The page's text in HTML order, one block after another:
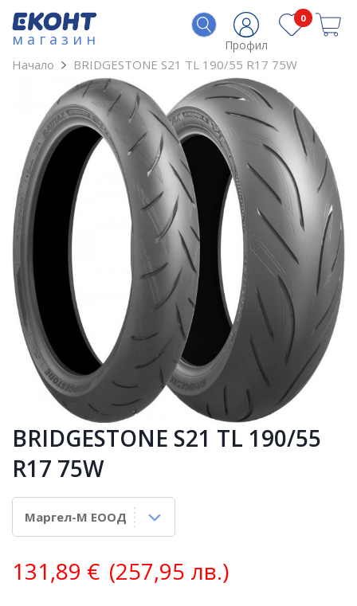
магазин Профил
0
Начало BRIDGESTONE S21 TL 190/55 R17 75W
BRIDGESTONE S21 TL 190/55
R17 75W
131,89 € (257,95 лв.)